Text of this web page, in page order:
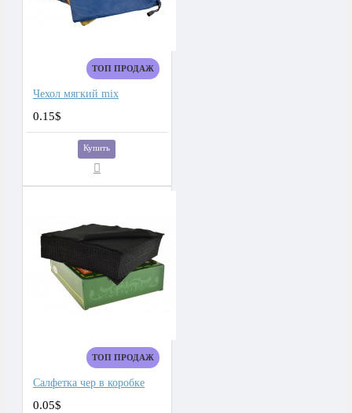
ТОП ПРОДАЖ
Чехол мягкий mix
0.15$
Купить
ТОП ПРОДАЖ
Салфетка чер в коробке
0.05$